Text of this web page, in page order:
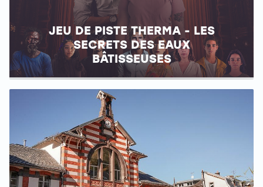
JEU DE PISTE THERMA - LES
SECRETS DES EAUX
BÂTISSEUSES